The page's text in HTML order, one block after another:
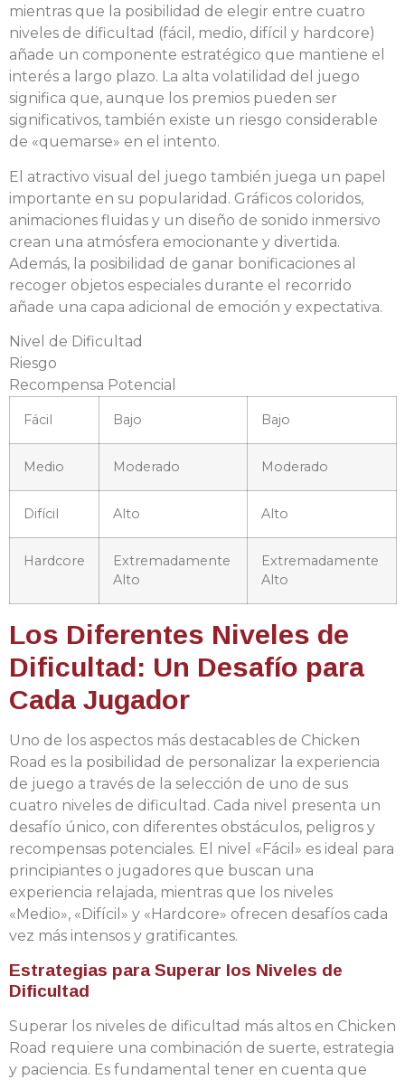
mientras que la posibilidad de elegir entre cuatro
niveles de dificultad (fácil, medio, difícil y hardcore)
añade un componente estratégico que mantiene el
interés a largo plazo. La alta volatilidad del juego
significa que, aunque los premios pueden ser
significativos, también existe un riesgo considerable
de «quemarse» en el intento.
El atractivo visual del juego también juega un papel
importante en su popularidad. Gráficos coloridos,
animaciones fluidas y un diseño de sonido inmersivo
crean una atmósfera emocionante y divertida.
Además, la posibilidad de ganar bonificaciones al
recoger objetos especiales durante el recorrido
añade una capa adicional de emoción y expectativa.
Nivel de Dificultad
Riesgo
Recompensa Potencial
Fácil Bajo Bajo
Medio Moderado Moderado
Difícil Alto Alto
Hardcore
Extremadamente
Alto
Extremadamente
Alto
Los Diferentes Niveles de
Dificultad: Un Desafío para
Cada Jugador
Uno de los aspectos más destacables de Chicken
Road es la posibilidad de personalizar la experiencia
de juego a través de la selección de uno de sus
cuatro niveles de dificultad. Cada nivel presenta un
desafío único, con diferentes obstáculos, peligros y
recompensas potenciales. El nivel «Fácil» es ideal para
principiantes o jugadores que buscan una
experiencia relajada, mientras que los niveles
«Medio», «Difícil» y «Hardcore» ofrecen desafíos cada
vez más intensos y gratificantes.
Estrategias para Superar los Niveles de
Dificultad
Superar los niveles de dificultad más altos en Chicken
Road requiere una combinación de suerte, estrategia
y paciencia. Es fundamental tener en cuenta que